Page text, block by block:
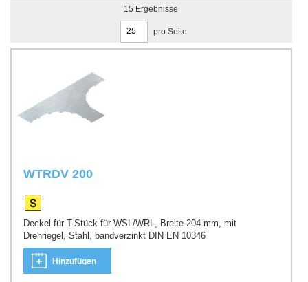
15 Ergebnisse
pro Seite
WTRDV 200
Deckel für T-Stück für WSL/WRL, Breite 204 mm, mit
Drehriegel, Stahl, bandverzinkt DIN EN 10346
Hinzufügen